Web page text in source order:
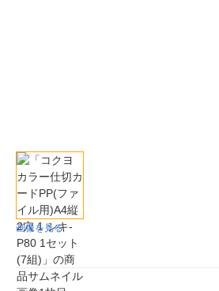
画像を見る